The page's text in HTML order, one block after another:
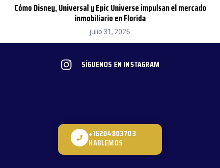
Cómo Disney, Universal y Epic Universe impulsan el mercado
inmobiliario en Florida
julio 31, 2026
SÍGUENOS EN INSTAGRAM
+16204803703
HABLEMOS